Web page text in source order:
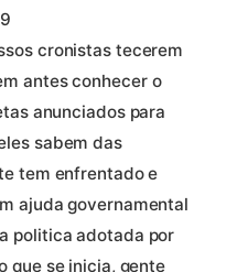
cronistas tecerem
antes conhecer o
anunciados para
sabem das
tem enfrentado e
ajuda governamental
politica adotada por
que se inicia, gente